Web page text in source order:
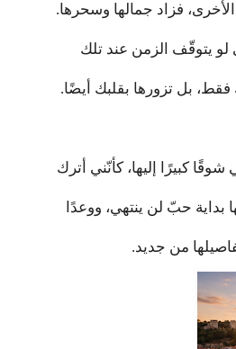
فزاد جمالها وسحرها.
لو يتوقّف الزمن عند تلك
فقط، بل تزورها بقلبك أيضًا.
كبيرًا إليها، كأنّني أترك
بداية حبّ لن ينتهي، ووعدًا
من جديد.